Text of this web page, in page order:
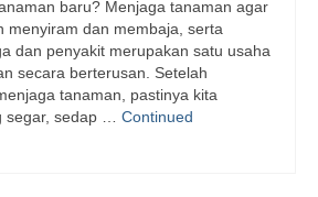
baru? Menjaga tanaman agar
menyiram dan membaja, serta
dan penyakit merupakan satu usaha
secara berterusan. Setelah
tanaman, pastinya kita
segar, sedap … Continued